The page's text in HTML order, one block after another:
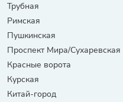
Трубная
Римская
Пушкинская
Проспект Мира/Сухаревская
Красные ворота
Курская
Китай-город